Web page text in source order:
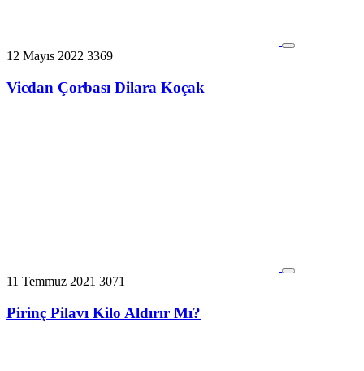
12 Mayıs 2022 3369
Vicdan Çorbası Dilara Koçak
11 Temmuz 2021 3071
Pirinç Pilavı Kilo Aldırır Mı?